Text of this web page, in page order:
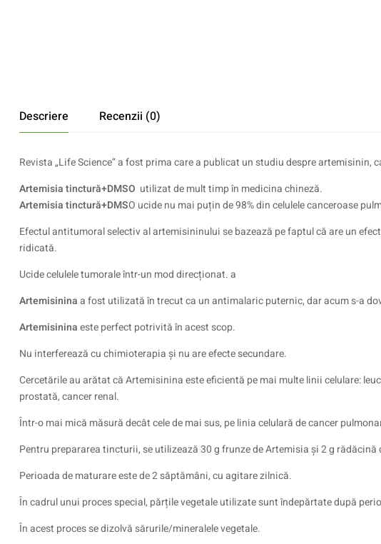
Descriere Recenzii (0)
Revista „Life Science” a fost prima care a publicat un studiu despre artemisinin,
Artemisia tinctură+DMSO utilizat de mult timp în medicina chineză.
Artemisia tinctură+DMSO ucide nu mai puțin de 98% din celulele canceroase
Efectul antitumoral selectiv al artemisininului se bazează pe faptul că are un
ridicată.
Ucide celulele tumorale într-un mod direcționat. a
Artemisininaa fost utilizată în trecut ca un antimalaric puternic, dar acum s-a
Artemisininaeste perfect potrivită în acest scop.
Nu interferează cu chimioterapia și nu are efecte secundare.
Cercetările au arătat că Artemisinina este eficientă pe mai multe linii celulare:
prostată, cancer renal.
Într-o mai mică măsură decât cele de mai sus, pe linia celulară de cancer
Pentru prepararea tincturii, se utilizează 30 g frunze de Artemisia și 2 g rădăcină
Perioada de maturare este de 2 săptămâni, cu agitare zilnică.
În cadrul unui proces special, părțile vegetale utilizate sunt îndepărtate după
În acest proces se dizolvă sărurile/mineralele vegetale.